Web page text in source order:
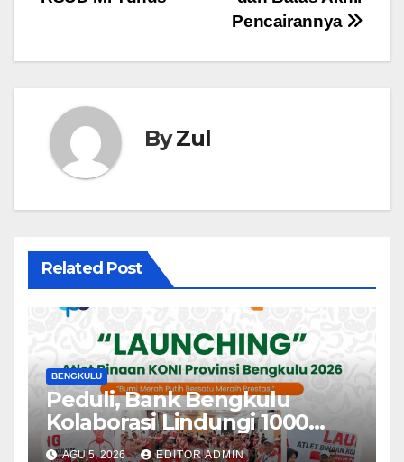
Pencairannya
ByZul
Related Post
BENGKULU
Peduli, Bank Bengkulu
Kolaborasi Lindungi 1000
Atlet
AGU 5, 2026 EDITOR ADMIN